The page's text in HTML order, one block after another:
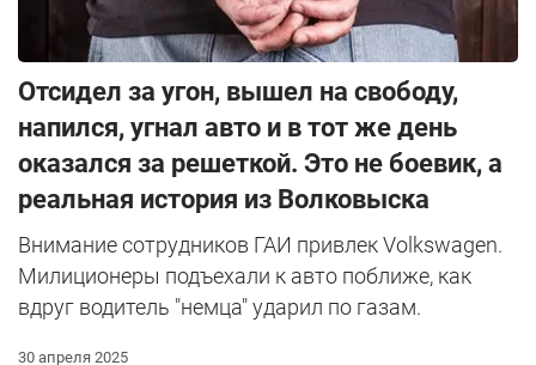
Отсидел за угон, вышел на свободу,
напился, угнал авто и в тот же день
оказался за решеткой. Это не боевик, а
реальная история из Волковыска
Внимание сотрудников ГАИ привлек Volkswagen.
Милиционеры подъехали к авто поближе, как
вдруг водитель "немца" ударил по газам.
30 апреля 2025